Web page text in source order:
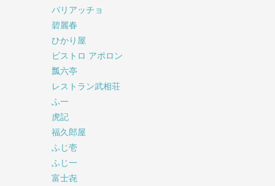
パリアッチョ
碧麗春
ひかり屋
ビストロ アポロン
瓢六亭
レストラン武相荘
ふ一
虎記
福久郎屋
ふじ壱
ふじ一
富士㐂